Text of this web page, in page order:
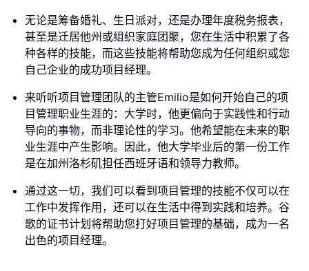
无论是筹备婚礼、生日派对，还是办理年度税务报表，
甚至是迁居他州或组织家庭团聚，您在生活中积累了各
种各样的技能，而这些技能将帮助您成为任何组织或您
自己企业的成功项目经理。
来听听项目管理团队的主管Emilio是如何开始自己的项
目管理职业生涯的：大学时，他更偏向于实践性和行动
导向的事物，而非理论性的学习。他希望能在未来的职
业生涯中产生影响。因此，他大学毕业后的第一份工作
是在加州洛杉矶担任西班牙语和领导力教师。
通过这一切，我们可以看到项目管理的技能不仅可以在
工作中发挥作用，还可以在生活中得到实践和培养。谷
歌的证书计划将帮助您打好项目管理的基础，成为一名
出色的项目经理。